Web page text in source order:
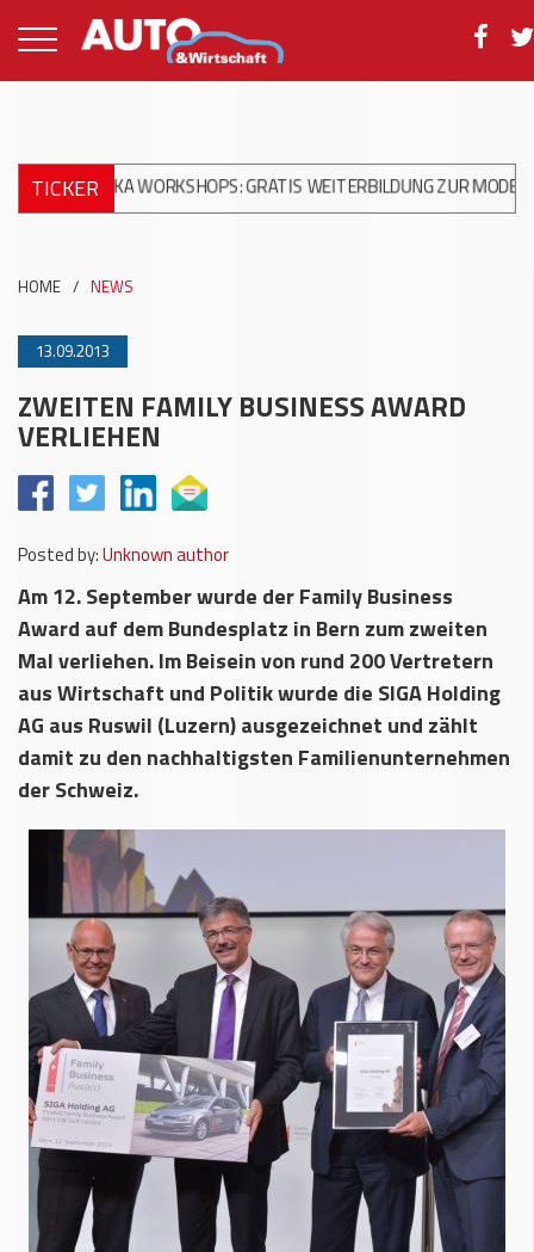
TICKER
WORKSHOPS: GRATIS WEITERBILDUNG ZUR MODERNEN
HOME / NEWS
13.09.2013
ZWEITEN FAMILY BUSINESS AWARD
VERLIEHEN
Posted by:Unknown author
Am 12. September wurde der Family Business
Award auf dem Bundesplatz in Bern zum zweiten
Mal verliehen. Im Beisein von rund 200 Vertretern
aus Wirtschaft und Politik wurde die SIGA Holding
AG aus Ruswil (Luzern) ausgezeichnet und zählt
damit zu den nachhaltigsten Familienunternehmen
der Schweiz.